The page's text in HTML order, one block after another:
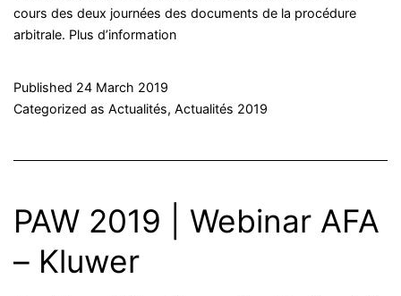
cours des deux journées des documents de la procédure
arbitrale. Plus d’information
Published 24 March 2019
Categorized as Actualités, Actualités 2019
PAW 2019 | Webinar AFA
– Kluwer